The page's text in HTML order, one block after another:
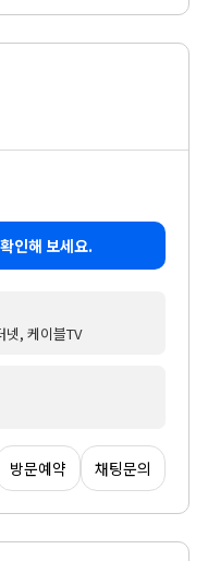
인해 보세요.
넷, 케이블TV
방문예약 채팅문의